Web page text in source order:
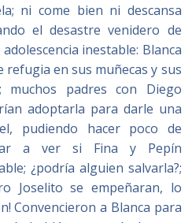
ni come bien ni descansa
el desastre venidero de
inestable: Blanca
refugia en sus muñecas y sus
muchos padres con Diego
adoptarla para darle una
pudiendo hacer poco de
a ver si Fina y Pepín
¿podría alguien salvarla?;
Joselito se empeñaran, lo
Convencieron a Blanca para